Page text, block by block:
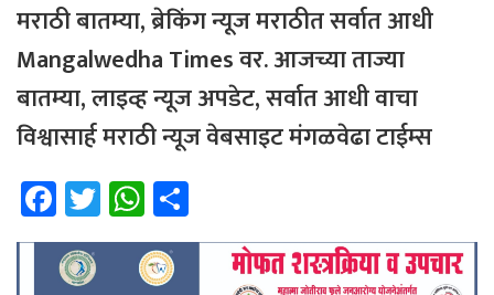
मराठीबातम्या,ब्रेकिंगन्यूजमराठीतसर्वातआधी
Mangalwedha Timesवर.आजच्याताज्या
बातम्या,लाइव्हन्यूजअपडेट,सर्वातआधीवाचा
विश्वासार्हमराठीन्यूजवेबसाइटमंगळवेढाटाईम्स
Fa
ce
b
T
wi
W
h
at
ar